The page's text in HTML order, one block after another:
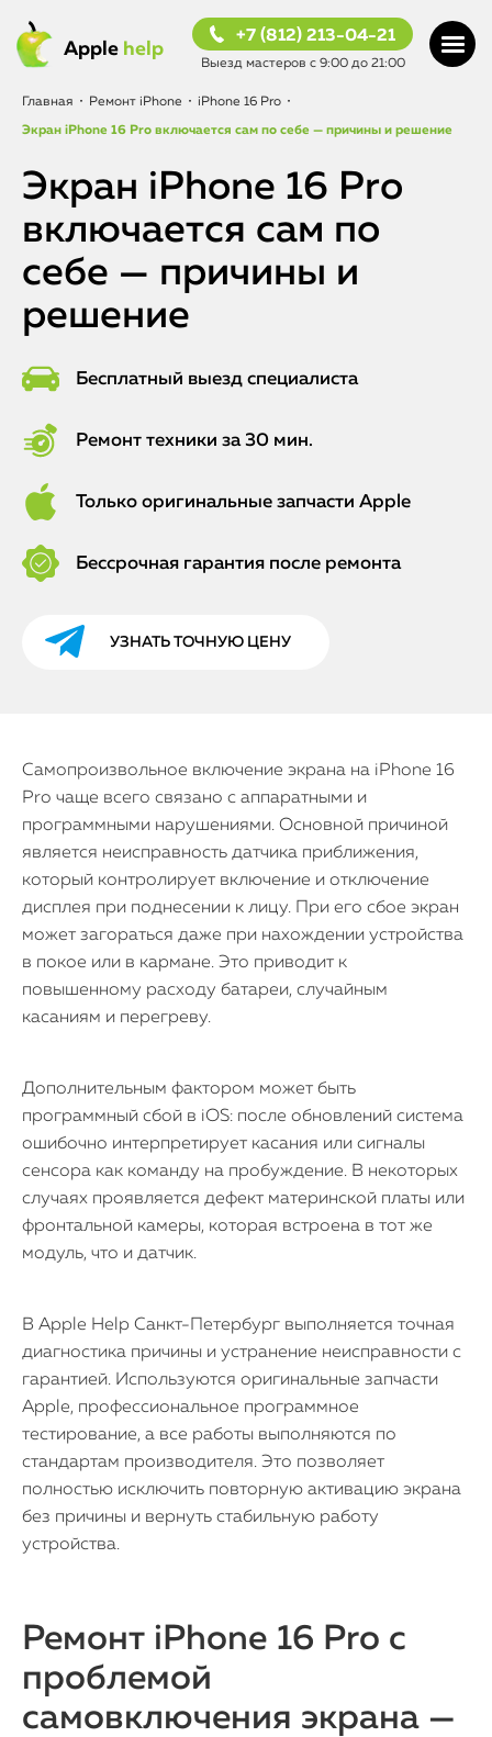
Apple help
+7 (812) 213-04-21
Выезд мастеров с 9:00 до 21:00
Главная • Ремонт iPhone • iPhone 16 Pro •
Экран iPhone 16 Pro включается сам по себе — причины и решение
Экран iPhone 16 Pro
включается сам по
себе — причины и
решение
Бесплатный выезд специалиста
Ремонт техники за 30 мин.
Только оригинальные запчасти Apple
Бессрочная гарантия после ремонта
УЗНАТЬ ТОЧНУЮ ЦЕНУ
Самопроизвольное включение экрана на iPhone 16
Pro чаще всего связано с аппаратными и
программными нарушениями. Основной причиной
является неисправность датчика приближения,
который контролирует включение и отключение
дисплея при поднесении к лицу. При его сбое экран
может загораться даже при нахождении устройства
в покое или в кармане. Это приводит к
повышенному расходу батареи, случайным
касаниям и перегреву.
Дополнительным фактором может быть
программный сбой в iOS: после обновлений система
ошибочно интерпретирует касания или сигналы
сенсора как команду на пробуждение. В некоторых
случаях проявляется дефект материнской платы или
фронтальной камеры, которая встроена в тот же
модуль, что и датчик.
В Apple Help Санкт-Петербург выполняется точная
диагностика причины и устранение неисправности с
гарантией. Используются оригинальные запчасти
Apple, профессиональное программное
тестирование, а все работы выполняются по
стандартам производителя. Это позволяет
полностью исключить повторную активацию экрана
без причины и вернуть стабильную работу
устройства.
Ремонт iPhone 16 Pro с
проблемой
самовключения экрана —